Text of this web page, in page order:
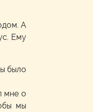
А
Ему
было
мне о
мы